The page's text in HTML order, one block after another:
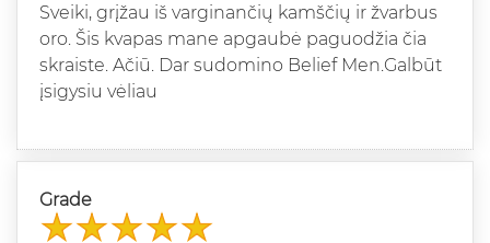
Sveiki, grįžau iš varginančių kamščių ir žvarbus
oro. Šis kvapas mane apgaubė paguodžia čia
skraiste. Ačiū. Dar sudomino Belief Men.Galbūt
įsigysiu vėliau
Grade